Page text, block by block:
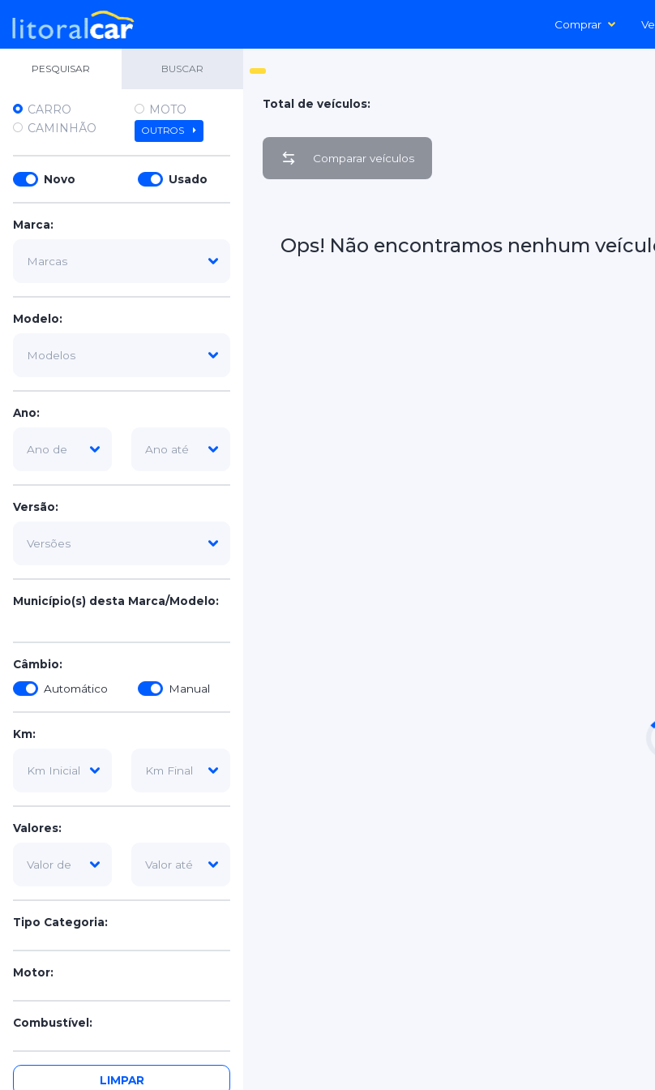
Comprar
PESQUISAR BUSCAR
CARRO
MOTO
CAMINHÃO
OUTROS
Novo Usado
Marca:
Modelo:
Ano:
Versão:
Município(s) desta Marca/Modelo:
Câmbio:
Automático
Manual
Km:
Valores:
Tipo Categoria:
Motor:
Combustível:
Portas:
LIMPAR
Total de veículos:
Comparar veículos
Ops! Não encontramos nenhum